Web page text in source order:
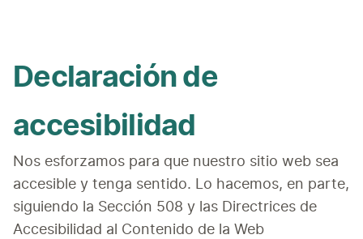
Declaración de
accesibilidad
Nos esforzamos para que nuestro sitio web sea
accesible y tenga sentido. Lo hacemos, en parte,
siguiendo la Sección 508 y las Directrices de
Accesibilidad al Contenido de la Web